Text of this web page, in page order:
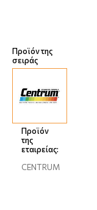
Προϊόν της
σειράς
Προϊόν
της
εταιρείας:
CENTRUM